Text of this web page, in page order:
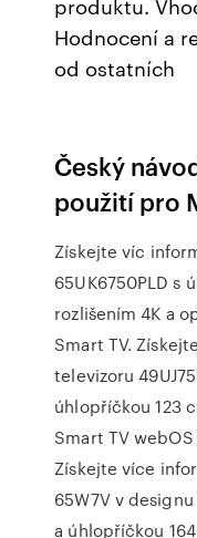
Hodnocení a
od ostatních
Český
použití pro
Získejte víc
65UK6750PLD s
rozlišením 4K a
Smart TV.
televizoru
úhlopříčkou 123
Smart TV
Získejte více
65W7V v
a úhlopříčkou